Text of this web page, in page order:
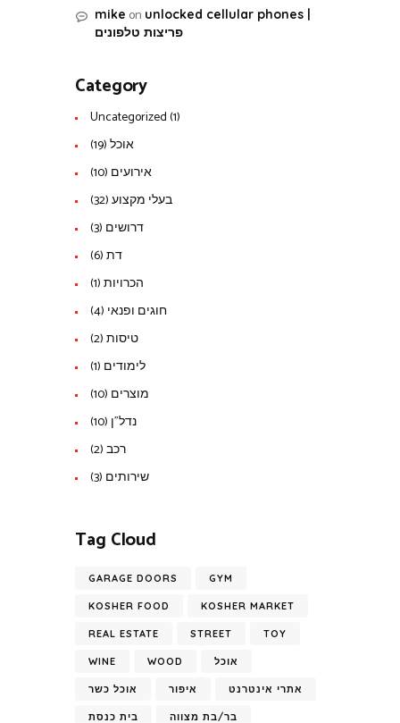
mike on unlocked cellular phones |
פריצות טלפונים
Category
Uncategorized(1)
אוכל(19)
אירועים (10)
בעלי מקצוע(32)
דרושים (3)
דת(6)
הכרויות(1)
חוגים ופנאי (4)
טיסות(2)
לימודים (1)
מוצרים (10)
נדל"ן (10)
רכב(2)
שירותים (3)
Tag Cloud
GARAGE DOORS GYM
KOSHER FOOD KOSHER MARKET
REAL ESTATE STREET TOY
WINE WOOD אוכל
אוכל כשר איפור אתרי אינטרנט
בית כנסת בר/בת מצווה